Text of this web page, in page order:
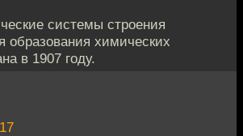
системы строения
образования химических
в 1907 году.